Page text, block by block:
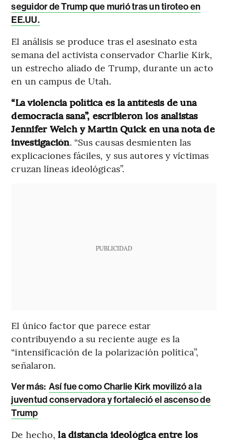
seguidor de Trump que murió tras un tiroteo en
EE.UU.
El análisis se produce tras el asesinato esta
semana del activista conservador Charlie Kirk,
un estrecho aliado de Trump, durante un acto
en un campus de Utah.
“La violencia política es la antítesis de una
democracia sana”, escribieron los analistas
Jennifer Welch y Martin Quick en una nota de
investigación. “Sus causas desmienten las
explicaciones fáciles, y sus autores y víctimas
cruzan líneas ideológicas”.
PUBLICIDAD
El único factor que parece estar
contribuyendo a su reciente auge es la
“intensificación de la polarización política”,
señalaron.
Ver más: Así fue como Charlie Kirk movilizó a la
juventud conservadora y fortaleció el ascenso de
Trump
De hecho,la distancia ideológica entre los